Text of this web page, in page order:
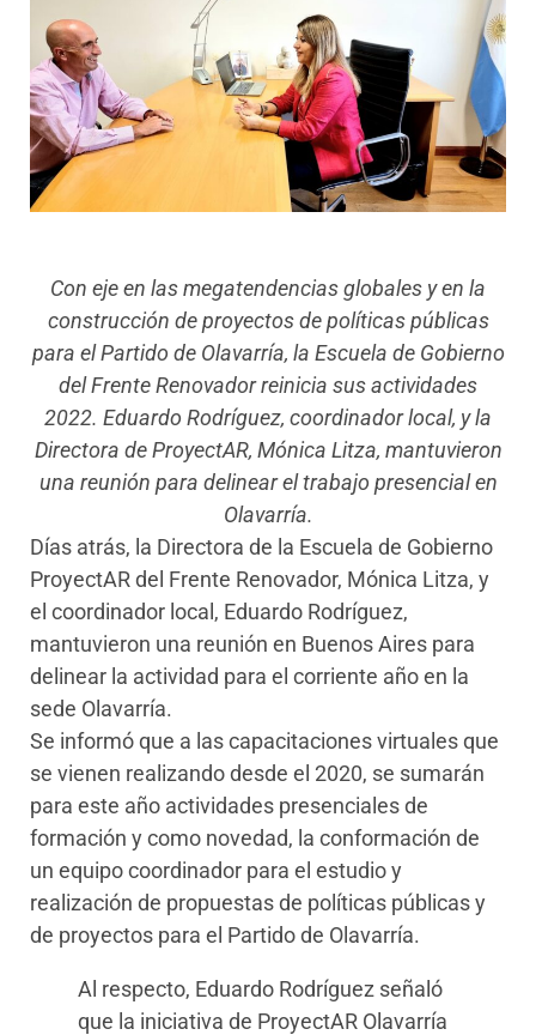
Con eje en las megatendencias globales y en la
construcción de proyectos de políticas públicas
para el Partido de Olavarría, la Escuela de Gobierno
del Frente Renovador reinicia sus actividades
2022. Eduardo Rodríguez, coordinador local, y la
Directora de ProyectAR, Mónica Litza, mantuvieron
una reunión para delinear el trabajo presencial en
Olavarría.
Días atrás, la Directora de la Escuela de Gobierno
ProyectAR del Frente Renovador, Mónica Litza, y
el coordinador local, Eduardo Rodríguez,
mantuvieron una reunión en Buenos Aires para
delinear la actividad para el corriente año en la
sede Olavarría.
Se informó que a las capacitaciones virtuales que
se vienen realizando desde el 2020, se sumarán
para este año actividades presenciales de
formación y como novedad, la conformación de
un equipo coordinador para el estudio y
realización de propuestas de políticas públicas y
de proyectos para el Partido de Olavarría.
Al respecto, Eduardo Rodríguez señaló
que la iniciativa de ProyectAR Olavarría